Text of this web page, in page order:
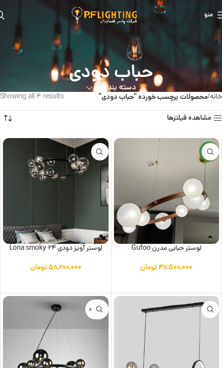
منو
حباب دودی
دسته بندی ها
خانه محصولات برچسب خورده “حباب دودی” Showing all 4 results
مشاهده فیلترها
جدید
لوستر حبابی مدرن Gufoo
۴۷,۵۰۰,۰۰۰تومان
لوستر آویز دودی Lona smoky 24
۵۸,۲۰۰,۰۰۰تومان
ناموجود